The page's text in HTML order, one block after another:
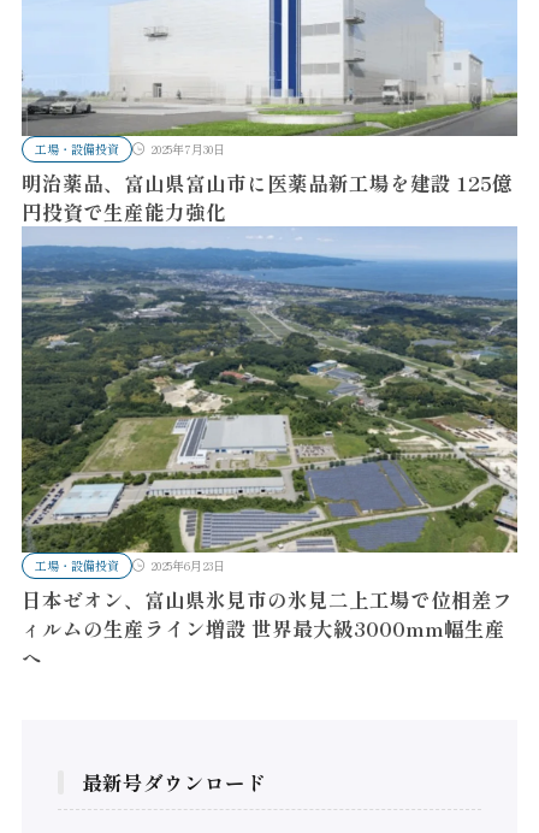
工場・設備投資 2025年7月30日
明治薬品、富山県富山市に医薬品新工場を建設 125億
円投資で生産能力強化
工場・設備投資 2025年6月23日
日本ゼオン、富山県氷見市の氷見二上工場で位相差フ
ィルムの生産ライン増設 世界最大級3000mm幅生産
へ
最新号ダウンロード